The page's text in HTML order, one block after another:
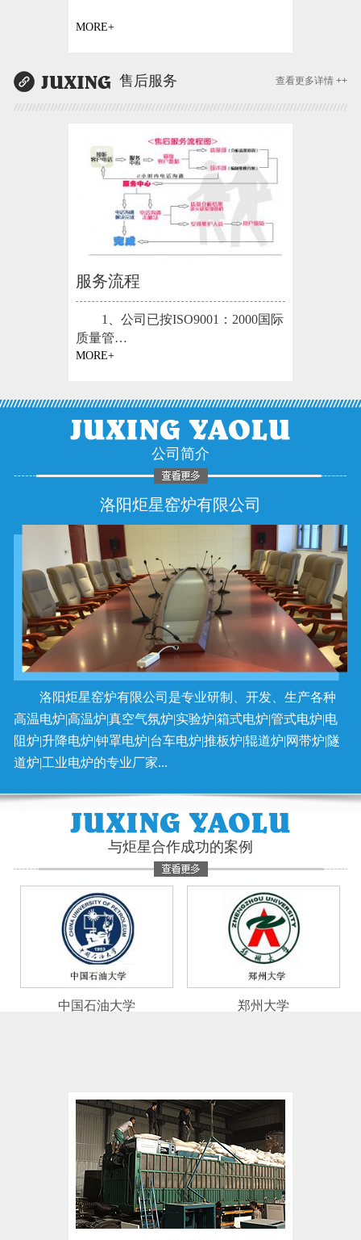
MORE+
售后服务 查看更多详情 ++
服务流程
1、公司已按ISO9001：2000国际
质量管…
MORE+
公司简介
洛阳炬星窑炉有限公司
洛阳炬星窑炉有限公司是专业研制、开发、生产各种
高温电炉|高温炉|真空气氛炉|实验炉|箱式电炉|管式电炉|电
阻炉|升降电炉|钟罩电炉|台车电炉|推板炉|辊道炉|网带炉|隧
道炉|工业电炉的专业厂家...
与炬星合作成功的案例
中国石油大学 郑州大学